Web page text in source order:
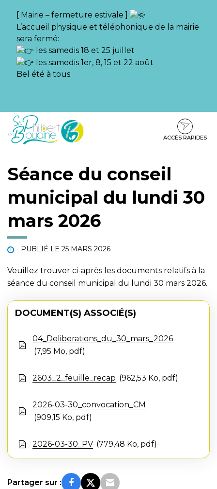
[ Mairie – fermeture estivale ]
L’accueil physique et téléphonique de la mairie
sera fermé:
les samedis 18 et 25 juillet
les samedis 1er, 8, 15 et 22 août
Bel été à tous.
Aller
Aller
contenu
Aller
pied
ACCÈS RAPIDES
Séance du conseil
municipal du lundi 30
mars 2026
PUBLIÉ LE 25 MARS 2026
Veuillez trouver ci-après les documents relatifs à la
séance du conseil municipal du lundi 30 mars 2026.
DOCUMENT(S) ASSOCIÉ(S)
04_Deliberations_du_30_mars_2026
7,95 Mo, pdf
2603_2_feuille_recap 962,53 Ko, pdf
2026-03-30_convocation_CM
909,15 Ko, pdf
2026-03-30_PV 779,48 Ko, pdf
Partager sur :